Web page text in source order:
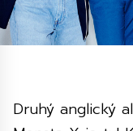
Druhý anglický